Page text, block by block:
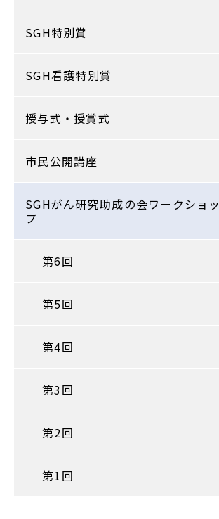
SGH特別賞
SGH看護特別賞
授与式・授賞式
市民公開講座
SGHがん研究助成の会ワークショッ
プ
第6回
第5回
第4回
第3回
第2回
第1回